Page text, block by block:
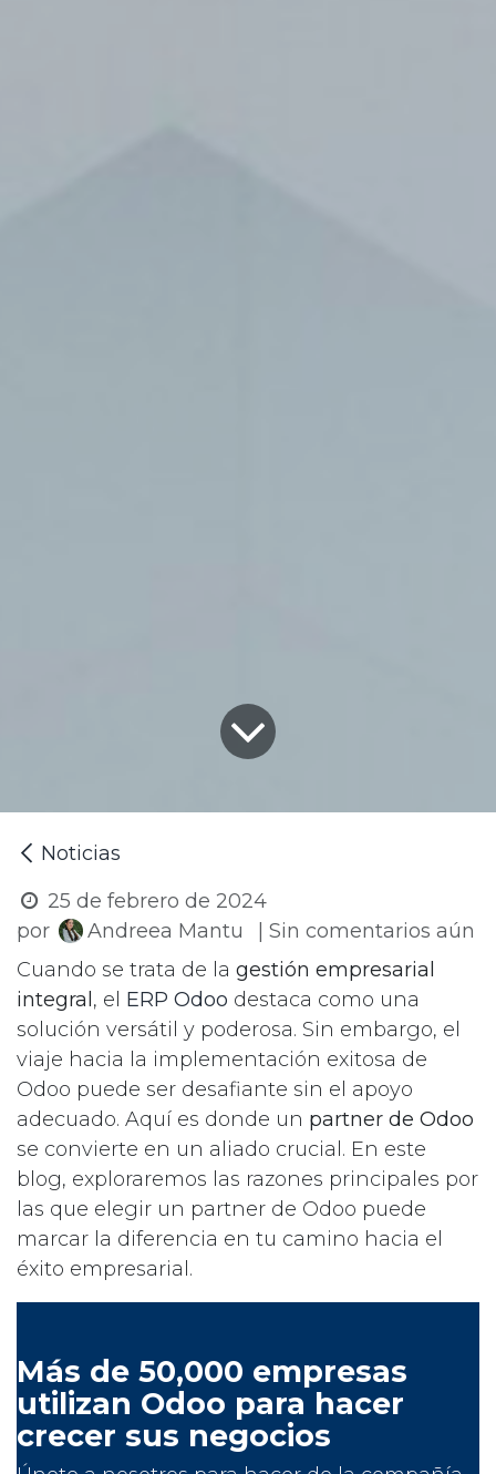
Noticias
25 de febrero de 2024
por
Andreea Mantu
| Sin comentarios aún
Cuando se trata de la gestión empresarial
integral , el ERP Odoo destaca como una
solución versátil y poderosa. Sin embargo, el
viaje hacia la implementación exitosa de
Odoo puede ser desafiante sin el apoyo
adecuado. Aquí es donde un partner de Odoo
se convierte en un aliado crucial. En este
blog, exploraremos las razones principales por
las que elegir un partner de Odoo puede
marcar la diferencia en tu camino hacia el
éxito empresarial.
Más de 50,000 empresas
utilizan Odoo para hacer
crecer sus negocios